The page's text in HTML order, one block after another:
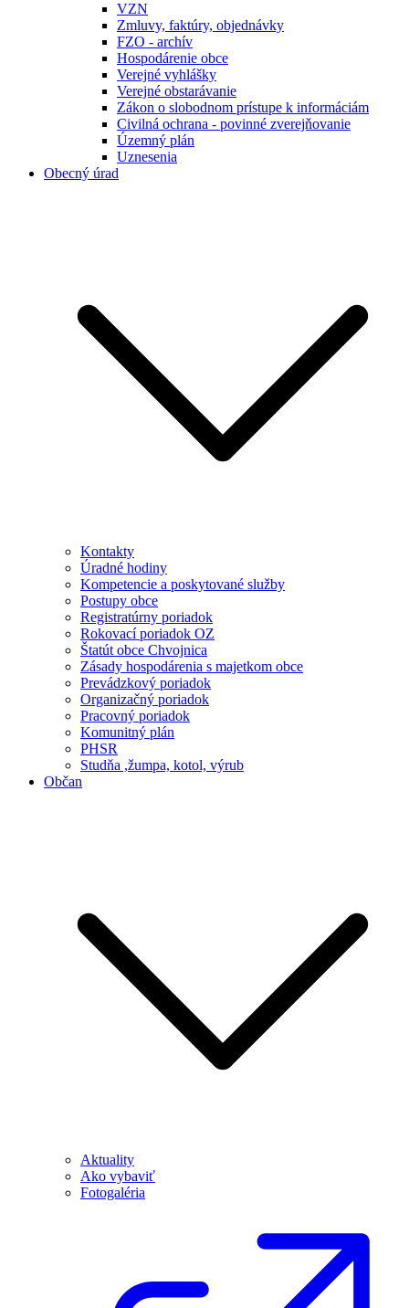
VZN
Zmluvy, faktúry, objednávky
FZO - archív
Hospodárenie obce
Verejné vyhlášky
Verejné obstarávanie
Zákon o slobodnom prístupe k informáciám
Civilná ochrana - povinné zverejňovanie
Územný plán
Uznesenia
Obecný úrad
Kontakty
Úradné hodiny
Kompetencie a poskytované služby
Postupy obce
Registratúrny poriadok
Rokovací poriadok OZ
Štatút obce Chvojnica
Zásady hospodárenia s majetkom obce
Prevádzkový poriadok
Organizačný poriadok
Pracovný poriadok
Komunitný plán
PHSR
Studňa ,žumpa, kotol, výrub
Občan
Aktuality
Ako vybaviť
Fotogaléria